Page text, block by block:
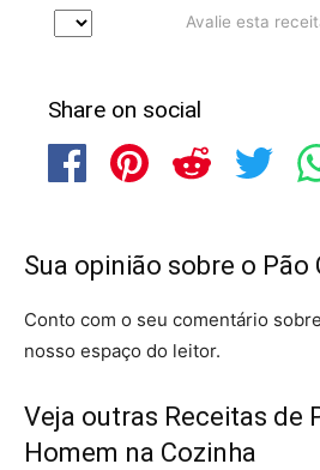
Avalie esta
Share on social
Sua opinião sobre o Pão
Conto com o seu comentário
nosso espaço do leitor.
Veja outras Receitas de
Homem na Cozinha